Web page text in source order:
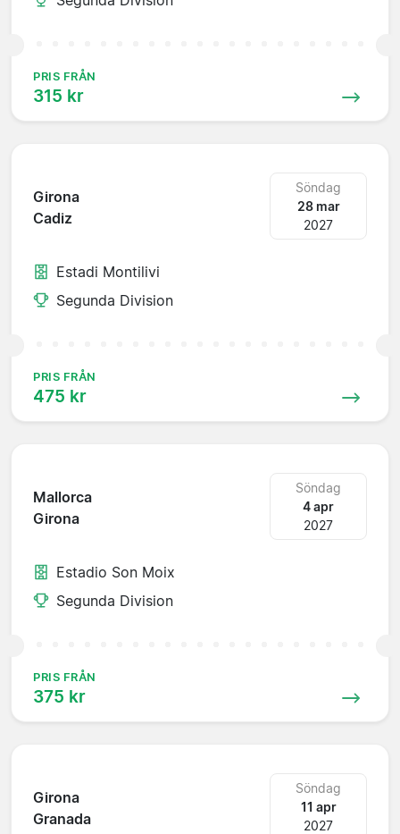
PRIS FRÅN
315 kr
Girona
Cadiz
Söndag
28 mar
2027
Estadi Montilivi
Segunda Division
PRIS FRÅN
475 kr
Mallorca
Girona
Söndag
4 apr
2027
Estadio Son Moix
Segunda Division
PRIS FRÅN
375 kr
Girona
Granada
Söndag
11 apr
2027